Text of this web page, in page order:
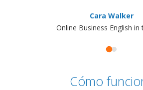
Cara Walker
Online Business English in
Cómo